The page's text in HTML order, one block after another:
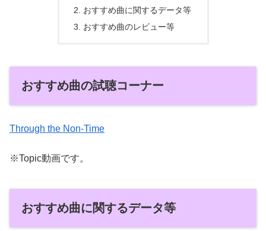
おすすめ曲に関するデータ等
おすすめ曲のレビュー等
おすすめ曲の試聴コーナー
Through the Non-Time
※Topic動画です。
おすすめ曲に関するデータ等